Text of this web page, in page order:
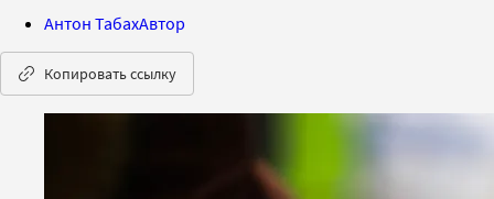
Антон ТабахАвтор
Копировать ссылку